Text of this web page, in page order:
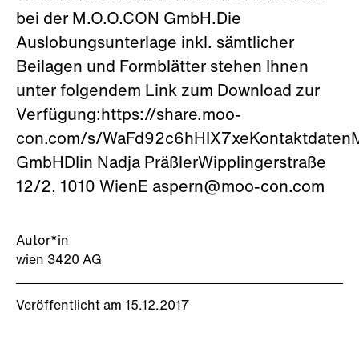
Autor*in
wien 3420 AG
Veröffentlicht am 15.12.2017
bei der M.O.O.CON GmbH.Die
Auslobungsunterlage inkl. sämtlicher
Beilagen und Formblätter stehen Ihnen
unter folgendem Link zum Download zur
Verfügung:https://share.moo-
con.com/s/
GmbHDIin Nadja PräßlerWipplingerstraße
12/2, 1010 WienE aspern@moo-con.com